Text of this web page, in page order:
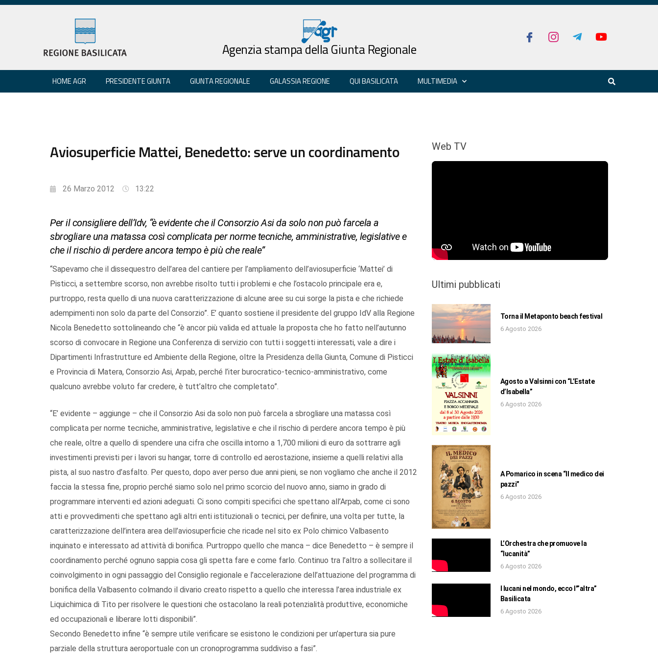
Agenzia stampa della Giunta Regionale
HOME AGR PRESIDENTE GIUNTA GIUNTA REGIONALE GALASSIA REGIONE QUI BASILICATA MULTIMEDIA
Aviosuperficie Mattei, Benedetto: serve un coordinamento
26 Marzo 2012 13:22
Per il consigliere dell’Idv, “è evidente che il Consorzio Asi da solo non può farcela a
sbrogliare una matassa così complicata per norme tecniche, amministrative, legislative e
che il rischio di perdere ancora tempo è più che reale”
“Sapevamo che il dissequestro dell’area del cantiere per l’ampliamento dell’aviosuperficie ‘Mattei’ di
Pisticci, a settembre scorso, non avrebbe risolto tutti i problemi e che l’ostacolo principale era e,
purtroppo, resta quello di una nuova caratterizzazione di alcune aree su cui sorge la pista e che richiede
adempimenti non solo da parte del Consorzio”. E’ quanto sostiene il presidente del gruppo IdV alla Regione
Nicola Benedetto sottolineando che “è ancor più valida ed attuale la proposta che ho fatto nell’autunno
scorso di convocare in Regione una Conferenza di servizio con tutti i soggetti interessati, vale a dire i
Dipartimenti Infrastrutture ed Ambiente della Regione, oltre la Presidenza della Giunta, Comune di Pisticci
e Provincia di Matera, Consorzio Asi, Arpab, perché l’iter burocratico-tecnico-amministrativo, come
qualcuno avrebbe voluto far credere, è tutt’altro che completato”.
“E’ evidente – aggiunge – che il Consorzio Asi da solo non può farcela a sbrogliare una matassa così
complicata per norme tecniche, amministrative, legislative e che il rischio di perdere ancora tempo è più
che reale, oltre a quello di spendere una cifra che oscilla intorno a 1,700 milioni di euro da sottrarre agli
investimenti previsti per i lavori su hangar, torre di controllo ed aerostazione, insieme a quelli relativi alla
pista, al suo nastro d’asfalto. Per questo, dopo aver perso due anni pieni, se non vogliamo che anche il 2012
faccia la stessa fine, proprio perché siamo solo nel primo scorcio del nuovo anno, siamo in grado di
programmare interventi ed azioni adeguati. Ci sono compiti specifici che spettano all’Arpab, come ci sono
atti e provvedimenti che spettano agli altri enti istituzionali o tecnici, per definire, una volta per tutte, la
caratterizzazione dell’intera area dell’aviosuperficie che ricade nel sito ex Polo chimico Valbasento
inquinato e interessato ad attività di bonifica. Purtroppo quello che manca – dice Benedetto – è sempre il
coordinamento perché ognuno sappia cosa gli spetta fare e come farlo. Continuo tra l’altro a sollecitare il
coinvolgimento in ogni passaggio del Consiglio regionale e l’accelerazione dell’attuazione del programma di
bonifica della Valbasento colmando il divario creato rispetto a quello che interessa l’area industriale ex
Liquichimica di Tito per risolvere le questioni che ostacolano la reali potenzialità produttive, economiche
ed occupazionali e liberare lotti disponibili”.
Secondo Benedetto infine “è sempre utile verificare se esistono le condizioni per un’apertura sia pure
parziale della struttura aeroportuale con un cronoprogramma suddiviso a fasi”.
Web TV
Ultimi pubblicati
Torna il Metaponto beach festival
6 Agosto 2026
Agosto a Valsinni con “L’Estate
d’Isabella”
6 Agosto 2026
A Pomarico in scena “Il medico dei
pazzi”
6 Agosto 2026
L’Orchestra che promuove la
“lucanità”
6 Agosto 2026
I lucani nel mondo, ecco l'”altra”
Basilicata
6 Agosto 2026